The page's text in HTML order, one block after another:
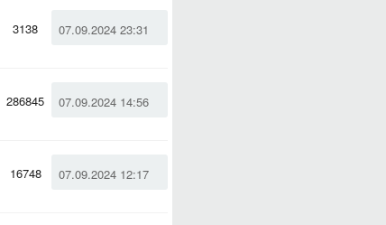
07.09.2024 23:31
3138
07.09.2024 14:56
286845
07.09.2024 12:17
16748